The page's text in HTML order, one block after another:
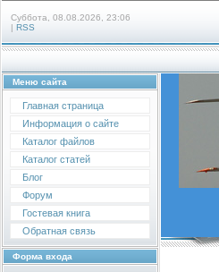
Суббота, 08.08.2026, 23:06
| RSS
Меню сайта
Главная страница
Информация о сайте
Каталог файлов
Каталог статей
Блог
Форум
Гостевая книга
Обратная связь
Форма входа